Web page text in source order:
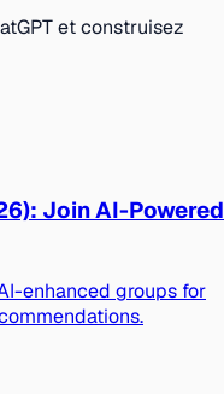
et construisez
Join AI-Powered
enhanced groups for